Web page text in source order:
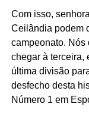
Com isso,
Ceilândia podem
campeonato. Nós
chegar à terceira,
última divisão
desfecho desta
Número 1 em